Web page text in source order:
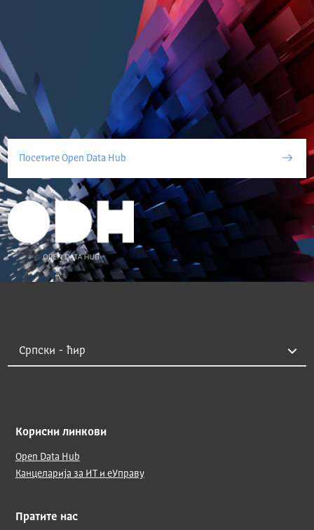
Посетите Open Data Hub
Корисни линкови
Open Data Hub
Канцеларија за ИТ и еУправу
Пратите нас